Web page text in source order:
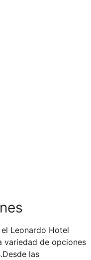
Leonardo Hotel
variedad de opciones
las